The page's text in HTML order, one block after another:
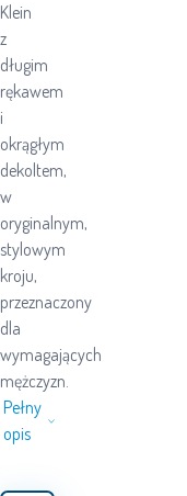
Klein
z
długim
rękawem
i
okrągłym
dekoltem,
w
oryginalnym,
stylowym
kroju,
przeznaczony
dla
wymagających
mężczyzn.
Pełny
opis